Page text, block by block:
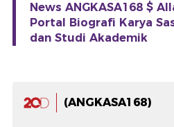
News ANGKASA168 $
Portal Biografi Karya
dan Studi Akademik
(ANGKASA168)